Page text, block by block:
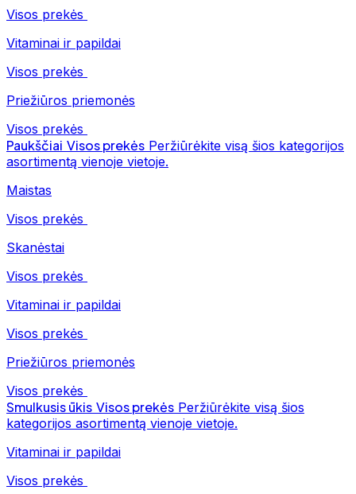
Visos prekės
Vitaminai ir papildai
Visos prekės
Priežiūros priemonės
Visos prekės
Paukščiai Visos prekės Peržiūrėkite visą šios kategorijos
asortimentą vienoje vietoje.
Maistas
Visos prekės
Skanėstai
Visos prekės
Vitaminai ir papildai
Visos prekės
Priežiūros priemonės
Visos prekės
Smulkusis ūkis Visos prekės Peržiūrėkite visą šios
kategorijos asortimentą vienoje vietoje.
Vitaminai ir papildai
Visos prekės